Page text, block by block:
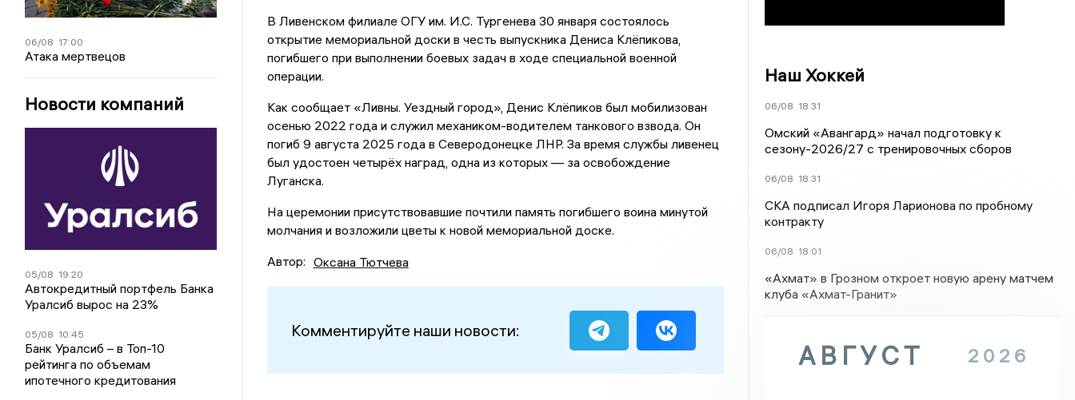
06/08 17:00
Атака мертвецов
Новости компаний
05/08 19:20
Автокредитный портфель Банка
Уралсиб вырос на 23%
05/08 10:45
Банк Уралсиб – в Топ-10
рейтинга по объемам
ипотечного кредитования
В Ливенском филиале ОГУ им. И.С. Тургенева 30 января состоялось
открытие мемориальной доски в честь выпускника Дениса Клёпикова,
погибшего при выполнении боевых задач в ходе специальной военной
операции.
Как сообщает «Ливны. Уездный город», Денис Клёпиков был мобилизован
осенью 2022 года и служил механиком-водителем танкового взвода. Он
погиб 9 августа 2025 года в Северодонецке ЛНР. За время службы ливенец
был удостоен четырёх наград, одна из которых — за освобождение
Луганска.
На церемонии присутствовавшие почтили память погибшего воина минутой
молчания и возложили цветы к новой мемориальной доске.
Автор: Оксана Тютчева
Комментируйте наши новости:
Наш Хоккей
06/08 18:31
Омский «Авангард» начал подготовку к
сезону-2026/27 с тренировочных сборов
06/08 18:31
СКА подписал Игоря Ларионова по пробному
контракту
06/08 18:01
«Ахмат» в Грозном откроет новую арену матчем
клуба «Ахмат-Гранит»
АВГУСТ 2026